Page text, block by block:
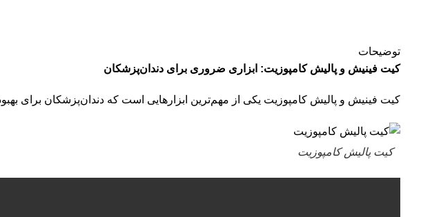
توضیحات
کیت فینیش و پالیش کامپوزیت: ابزاری ضروری برای دندان‌پزشکان
کیت فینیش و پالیش کامپوزیت یکی از مهم‌ترین ابزارهایی است که دندان‌پزشکان برای
کیت پالیش کامپوزیت